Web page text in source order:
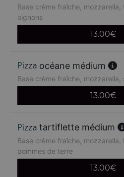
Base crème fraîche, mozzarella,
oignons
13.00€
océane médium
Base crème fraîche, mozzarella,
13.00€
tartiflette médium
Base crème fraîche, mozzarella,
pommes de terre
13.00€